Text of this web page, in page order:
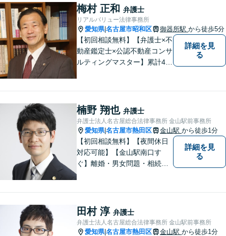
い、丁寧な説明と迅速な対応
を心がけております。【完全
個室】【法テラス利用可】
梅村 正和 弁護士
リアルバリュー法律事務所
愛知県|名古屋市昭和区 御器所駅 から徒歩5分
【初回相談無料】【弁護士×不
動産鑑定士×公認不動産コンサ
ルティングマスター】累計40
多数】【政府系金融機関勤務
経験あり】不動産トラブル／
不動産を含む相続／債権回収
など
詳細を見
る
楠野 翔也 弁護士
弁護士法人名古屋総合法律事務所 金山駅前事務所
愛知県|名古屋市熱田区 金山駅 から徒歩1分
【初回相談無料】【夜間休日
対応可能】【金山駅南口す
ぐ】離婚・男女問題・相続・
詳細を見
る
田村 淳 弁護士
弁護士法人名古屋総合法律事務所 金山駅前事務所
愛知県|名古屋市熱田区 金山駅 から徒歩1分